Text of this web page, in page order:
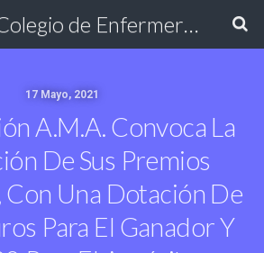
Excmo. Colegio de Enfermería de Cádiz
17 Mayo, 2021
A.M.A. Convoca La
De Sus Premios
Una Dotación De
Para El Ganador Y